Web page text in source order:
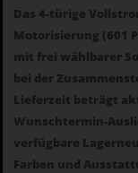
Das 4-türige
Motorisierung (601
mit frei wählbarer
bei der
Lieferzeit beträgt
Wunschtermin-
verfügbare
Farben und